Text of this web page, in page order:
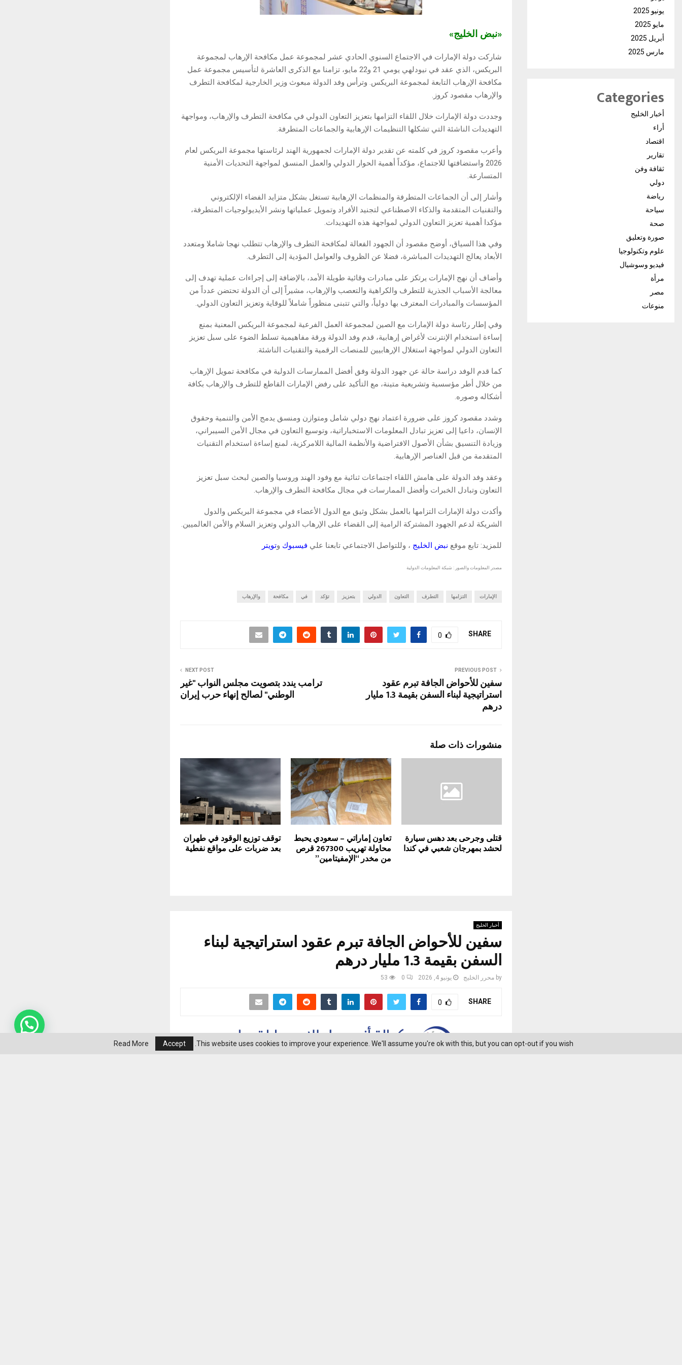
«نبض الخليج»
شاركت دولة الإمارات في الاجتماع السنوي الحادي عشر لمجموعة عمل مكافحة الإرهاب لمجموعة
البريكس، الذي عقد في نيودلهي يومي 21 و22 مايو، تزامنا مع الذكرى العاشرة لتأسيس مجموعة عمل
مكافحة الإرهاب التابعة لمجموعة البريكس. وترأس وفد الدولة مبعوث وزير الخارجية لمكافحة التطرف
والإرهاب مقصود كروز.
وجددت دولة الإمارات خلال اللقاء التزامها بتعزيز التعاون الدولي في مكافحة التطرف والإرهاب، ومواجهة
التهديدات الناشئة التي تشكلها التنظيمات الإرهابية والجماعات المتطرفة.
وأعرب مقصود كروز في كلمته عن تقدير دولة الإمارات لجمهورية الهند لرئاستها مجموعة البريكس لعام
2026 واستضافتها للاجتماع، مؤكداً أهمية الحوار الدولي والعمل المنسق لمواجهة التحديات الأمنية
المتسارعة.
وأشار إلى أن الجماعات المتطرفة والمنظمات الإرهابية تستغل بشكل متزايد الفضاء الإلكتروني
والتقنيات المتقدمة والذكاء الاصطناعي لتجنيد الأفراد وتمويل عملياتها ونشر الأيديولوجيات المتطرفة،
مؤكدا أهمية تعزيز التعاون الدولي لمواجهة هذه التهديدات.
وفي هذا السياق، أوضح مقصود أن الجهود الفعالة لمكافحة التطرف والإرهاب تتطلب نهجا شاملا ومتعدد
الأبعاد يعالج التهديدات المباشرة، فضلا عن الظروف والعوامل المؤدية إلى التطرف.
وأضاف أن نهج الإمارات يرتكز على مبادرات وقائية طويلة الأمد، بالإضافة إلى إجراءات عملية تهدف إلى
معالجة الأسباب الجذرية للتطرف والكراهية والتعصب والإرهاب، مشيراً إلى أن الدولة تحتضن عدداً من
المؤسسات والمبادرات المعترف بها دولياً، والتي تتبنى منظوراً شاملاً للوقاية وتعزيز التعاون الدولي.
وفي إطار رئاسة دولة الإمارات مع الصين لمجموعة العمل الفرعية لمجموعة البريكس المعنية بمنع
إساءة استخدام الإنترنت لأغراض إرهابية، قدم وفد الدولة ورقة مفاهيمية تسلط الضوء على سبل تعزيز
التعاون الدولي لمواجهة استغلال الإرهابيين للمنصات الرقمية والتقنيات الناشئة.
كما قدم الوفد دراسة حالة عن جهود الدولة وفق أفضل الممارسات الدولية في مكافحة تمويل الإرهاب
من خلال أطر مؤسسية وتشريعية متينة، مع التأكيد على رفض الإمارات القاطع للتطرف والإرهاب بكافة
أشكاله وصوره.
وشدد مقصود كروز على ضرورة اعتماد نهج دولي شامل ومتوازن ومنسق يدمج الأمن والتنمية وحقوق
الإنسان، داعيا إلى تعزيز تبادل المعلومات الاستخباراتية، وتوسيع التعاون في مجال الأمن السيبراني،
وزيادة التنسيق بشأن الأصول الافتراضية والأنظمة المالية اللامركزية، لمنع إساءة استخدام التقنيات
المتقدمة من قبل العناصر الإرهابية.
وعقد وفد الدولة على هامش اللقاء اجتماعات ثنائية مع وفود الهند وروسيا والصين لبحث سبل تعزيز
التعاون وتبادل الخبرات وأفضل الممارسات في مجال مكافحة التطرف والإرهاب.
وأكدت دولة الإمارات التزامها بالعمل بشكل وثيق مع الدول الأعضاء في مجموعة البريكس والدول
الشريكة لدعم الجهود المشتركة الرامية إلى القضاء على الإرهاب الدولي وتعزيز السلام والأمن العالميين.
للمزيد: تابع موقع نبض الخليج ، وللتواصل الاجتماعي تابعنا علي فيسبوك وتويتر
مصدر المعلومات والصور : شبكة المعلومات الدولية
الإمارات التزامها التطرف التعاون الدولي بتعزيز تؤكد في مكافحة والإرهاب
SHARE
0
PREVIOUS POST
سفين للأحواض الجافة تبرم عقود
استراتيجية لبناء السفن بقيمة 1.3 مليار
درهم
NEXT POST
ترامب يندد بتصويت مجلس النواب "غير
الوطني" لصالح إنهاء حرب إيران
منشورات ذات صلة
قتلى وجرحى بعد دهس سيارة
لحشد بمهرجان شعبي في كندا
تعاون إماراتي – سعودي يحبط
محاولة تهريب 267300 قرص
من مخدر “الإمفيتامين”
توقف توزيع الوقود في طهران
بعد ضربات على مواقع نفطية
أخبار الخليج
سفين للأحواض الجافة تبرم عقود استراتيجية لبناء
السفن بقيمة 1.3 مليار درهم
by محرر الخليج يونيو 4, 2026 0
53
SHARE
0
يونيو 2025
مايو 2025
أبريل 2025
مارس 2025
Categories
أخبار الخليج
أراء
اقتصاد
تقارير
ثقافة وفن
دولي
رياضة
سياحة
صحة
صورة وتعليق
علوم وتكنولوجيا
فيديو وسوشيال
مرأة
مصر
منوعات
This website uses cookies to improve your experience. We'll assume you're ok with this, but you can opt-out if you wish.
Accept
Read More